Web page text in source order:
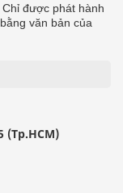
được phát hành
văn bản của
(Tp.HCM)